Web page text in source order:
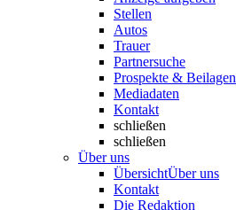
Stellen
Autos
Trauer
Partnersuche
Prospekte & Beilagen
Mediadaten
Kontakt
schließen
schließen
Über uns
ÜbersichtÜber uns
Kontakt
Die Redaktion